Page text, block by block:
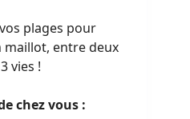
vos plages pour
maillot, entre deux
vies !
chez vous :